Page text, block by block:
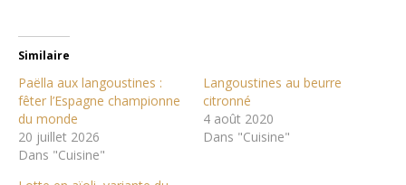
Similaire
Paëlla aux langoustines :
fêter l’Espagne championne
du monde
20 juillet 2026
Dans "Cuisine"
Langoustines au beurre
citronné
4 août 2020
Dans "Cuisine"